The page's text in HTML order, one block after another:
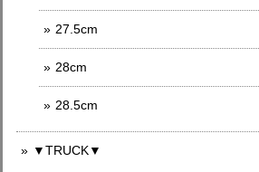
27.5cm
28cm
28.5cm
▼TRUCK▼